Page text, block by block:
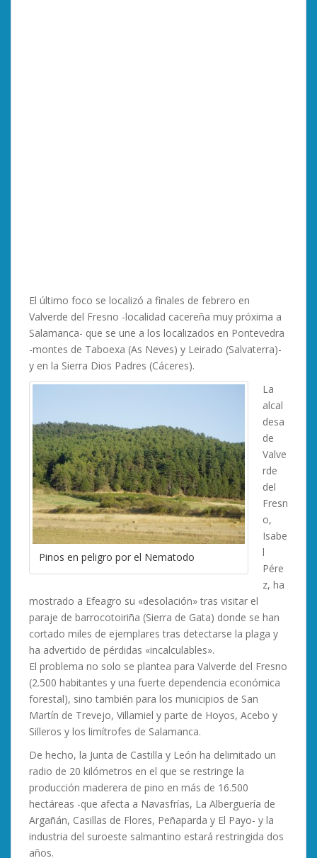
El último foco se localizó a finales de febrero en
Valverde del Fresno -localidad cacereña muy próxima a
Salamanca- que se une a los localizados en Pontevedra
-montes de Taboexa (As Neves) y Leirado (Salvaterra)-
y en la Sierra Dios Padres (Cáceres).
Pinos en peligro por el Nematodo
La
alcal
desa
de
Valve
rde
del
Fresn
o,
Isabe
l
Pére
z, ha
mostrado a Efeagro su «desolación» tras visitar el
paraje de barrocotoiriña (Sierra de Gata) donde se han
cortado miles de ejemplares tras detectarse la plaga y
ha advertido de pérdidas «incalculables».
El problema no solo se plantea para Valverde del Fresno
(2.500 habitantes y una fuerte dependencia económica
forestal), sino también para los municipios de San
Martín de Trevejo, Villamiel y parte de Hoyos, Acebo y
Silleros y los limítrofes de Salamanca.
De hecho, la Junta de Castilla y León ha delimitado un
radio de 20 kilómetros en el que se restringe la
producción maderera de pino en más de 16.500
hectáreas -que afecta a Navasfrías, La Alberguería de
Argañán, Casillas de Flores, Peñaparda y El Payo- y la
industria del suroeste salmantino estará restringida dos
años.